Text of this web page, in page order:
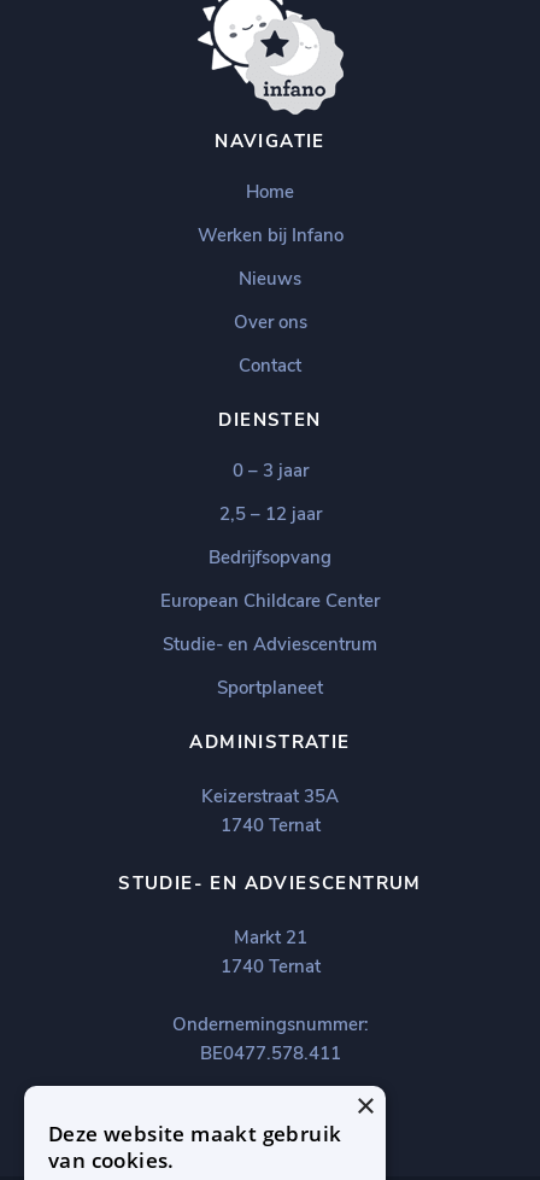
NAVIGATIE
Home
Werken bij Infano
Nieuws
Over ons
Contact
DIENSTEN
0 – 3 jaar
2,5 – 12 jaar
Bedrijfsopvang
European Childcare Center
Studie- en Adviescentrum
Sportplaneet
ADMINISTRATIE
Keizerstraat 35A
1740 Ternat
STUDIE- EN ADVIESCENTRUM
Markt 21
1740 Ternat
Ondernemingsnummer:
BE0477.578.411
×
Deze website maakt gebruik
van cookies.